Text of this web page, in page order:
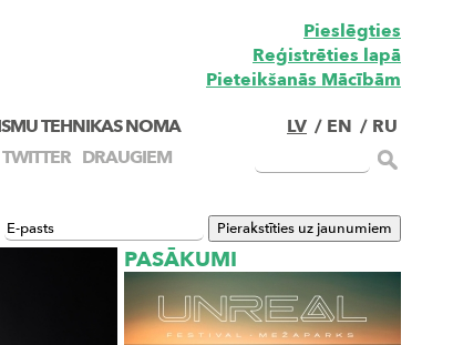
Pieslēgties
Reģistrēties lapā
Pieteikšanās Mācībām
TEHNIKAS NOMA
TWITTER DRAUGIEM
LV / EN / RU
PASĀKUMI